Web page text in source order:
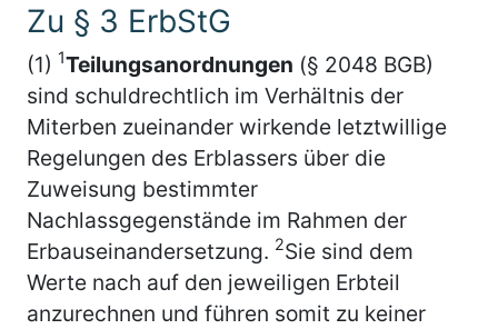
Zu § 3 ErbStG
(1) 1Teilungsanordnungen (§ 2048 BGB)
sind schuldrechtlich im Verhältnis der
Miterben zueinander wirkende letztwillige
Regelungen des Erblassers über die
Zuweisung bestimmter
Nachlassgegenstände im Rahmen der
Erbauseinandersetzung. 2Sie sind dem
Werte nach auf den jeweiligen Erbteil
anzurechnen und führen somit zu keiner